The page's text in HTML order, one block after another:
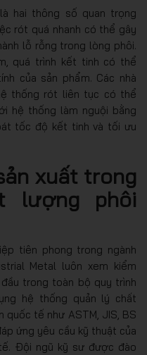
hai thông số quan trọng
rót quá nhanh có thể gây
lỗ rỗng trong lòng phôi.
quá trình kết tinh có thể
của sản phẩm. Các nhà
thống rót liên tục có thể
hệ thống làm nguội bằng
tốc độ kết tinh và tối ưu
xuất trong
lượng phôi
tiên phong trong ngành
Metal luôn xem kiểm
trong toàn bộ quy trình
hệ thống quản lý chất
quốc tế như ASTM, JIS, BS
ứng yêu cầu kỹ thuật của
Đội ngũ kỹ sư được đào